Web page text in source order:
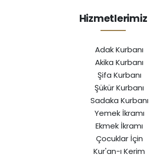
Hizmetlerimiz
Adak Kurbanı
Akika Kurbanı
Şifa Kurbanı
Şükür Kurbanı
Sadaka Kurbanı
Yemek İkramı
Ekmek İkramı
Çocuklar İçin
Kur'an-ı Kerim